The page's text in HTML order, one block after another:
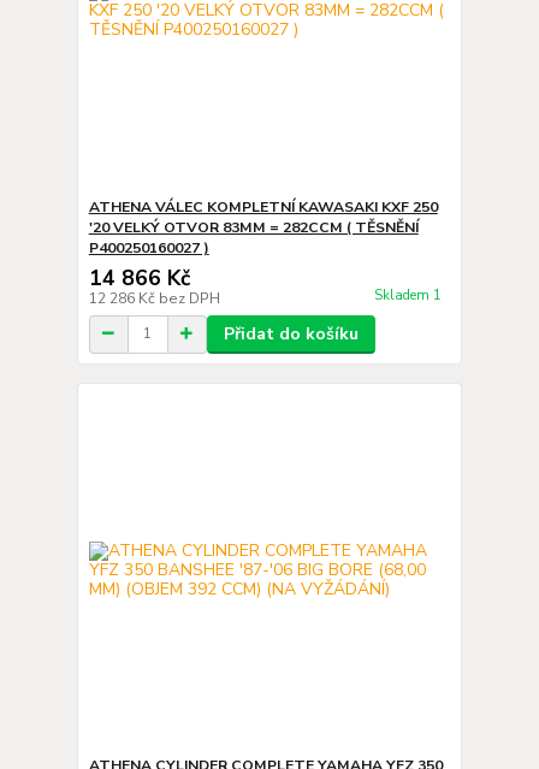
ATHENA VÁLEC KOMPLETNÍ KAWASAKI KXF 250
'20 VELKÝ OTVOR 83MM = 282CCM ( TĚSNĚNÍ
P400250160027 )
14 866 Kč
12 286 Kč bez DPH Skladem 1
Přidat do košíku